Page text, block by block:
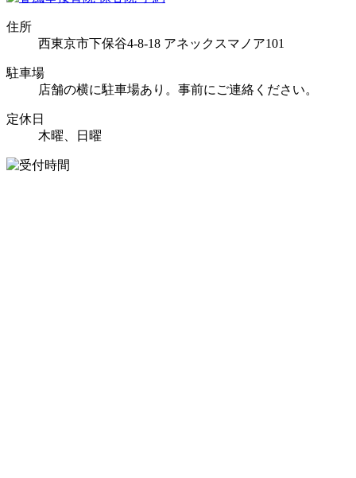
住所
西東京市下保谷4-8-18 アネックスマノア101
駐車場
店舗の横に駐車場あり。事前にご連絡ください。
定休日
木曜、日曜